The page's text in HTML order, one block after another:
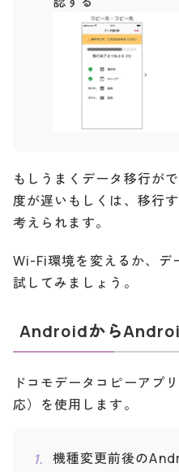
もしうまくデータ移行が
度が遅いもしくは、移行
考えられます。
Wi-Fi環境を変えるか、デ
試してみましょう。
Androidから
ドコモデータコピーアプ
応）を使用します。
機種変更前後の